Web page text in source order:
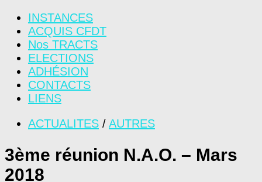
INSTANCES
ACQUIS CFDT
Nos TRACTS
ELECTIONS
ADHÉSION
CONTACTS
LIENS
ACTUALITES / AUTRES
3ème réunion N.A.O. – Mars
2018